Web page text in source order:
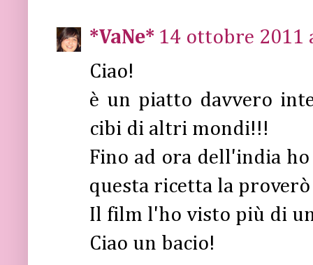
*VaNe* 14 ottobre 2011
Ciao!
è un piatto davvero
cibi di altri mondi!!!
Fino ad ora dell'india
questa ricetta la
Il film l'ho visto più di
Ciao un bacio!